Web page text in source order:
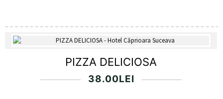
PIZZA DELICIOSA
38.00LEI